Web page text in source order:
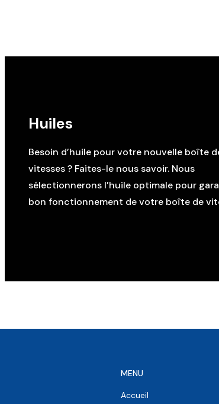
Huiles
Besoin d’huile pour votre nouvelle boîte
vitesses ? Faites-le nous savoir. Nous
sélectionnerons l’huile optimale pour
bon fonctionnement de votre boîte de
MENU
Accueil